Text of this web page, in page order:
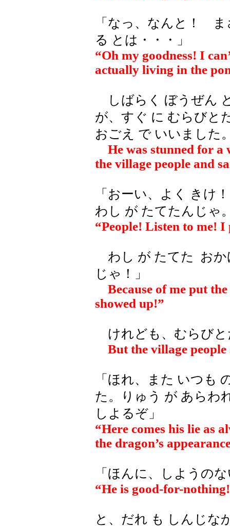
「なっ、なんと！
る とは・・・」
“Oh my goodness! I
actually living in the
しばらく ぼうぜん
が、すぐ に むらびと
おごえ で いいました
He was stunned for a
the village people and
「おーい、よく きけ
わし が たてたんじゃ
“People! Listen to me!
わし が たてた おか
じゃ！」
Because of me put
showed up!”
けれども、むらびと
But the village people
「ほれ、また いつも
た。りゅう が あらわ
しよるぞ」
“Here comes his lie as
the dragon’s
「ほんに、しようの
“He is good-for-
と、だれ も しんじな